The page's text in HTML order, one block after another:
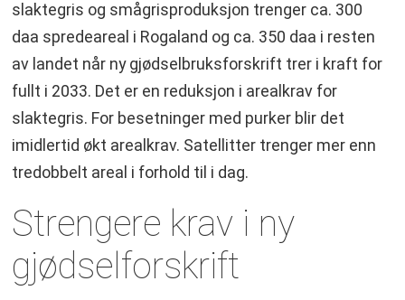
slaktegris og smågrisproduksjon trenger ca. 300
daa spredeareal i Rogaland og ca. 350 daa i resten
av landet når ny gjødselbruksforskrift trer i kraft for
fullt i 2033. Det er en reduksjon i arealkrav for
slaktegris. For besetninger med purker blir det
imidlertid økt arealkrav. Satellitter trenger mer enn
tredobbelt areal i forhold til i dag.
Strengere krav i ny
gjødselforskrift